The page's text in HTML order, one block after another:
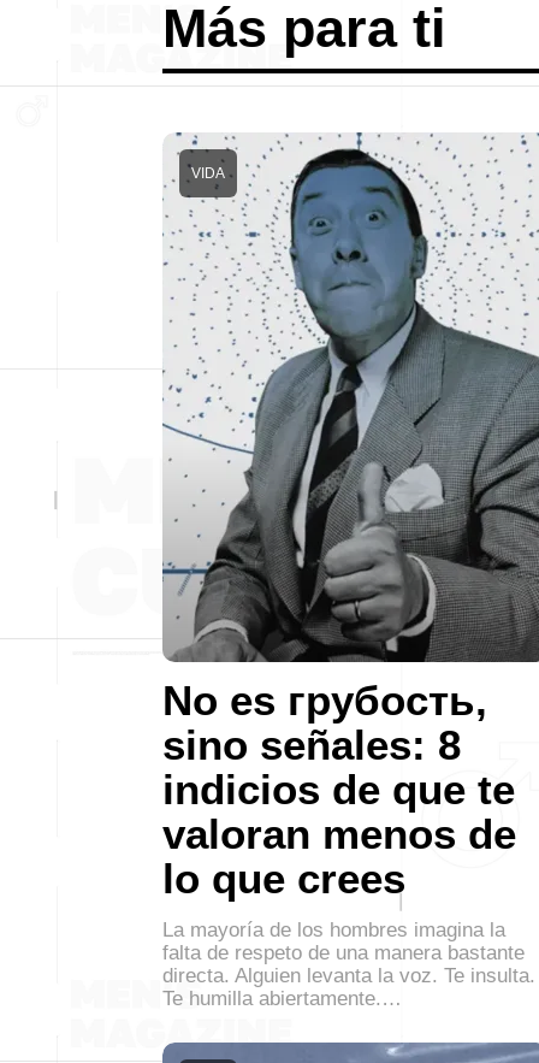
Más para ti
No es грубость,
sino señales: 8
indicios de que te
valoran menos de
lo que crees
VIDA
La mayoría de los hombres imagina la
falta de respeto de una manera bastante
directa. Alguien levanta la voz. Te insulta.
Te humilla abiertamente.…